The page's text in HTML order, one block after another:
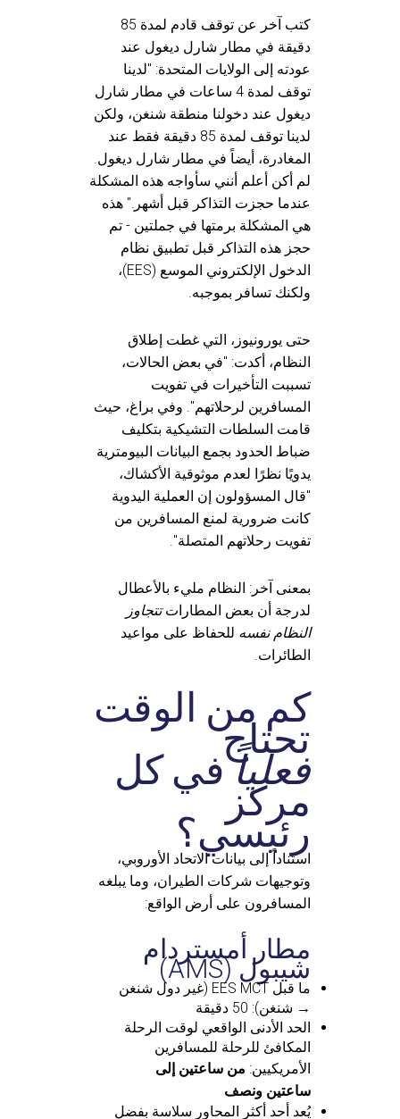
كتب آخر عن توقف قادم لمدة 85
دقيقة في مطار شارل ديغول عند
عودته إلى الولايات المتحدة: "لدينا
توقف لمدة 4 ساعات في مطار شارل
ديغول عند دخولنا منطقة شنغن، ولكن
لدينا توقف لمدة 85 دقيقة فقط عند
المغادرة، أيضاً في مطار شارل ديغول.
لم أكن أعلم أنني سأواجه هذه المشكلة
عندما حجزت التذاكر قبل أشهر." هذه
هي المشكلة برمتها في جملتين - تم
حجز هذه التذاكر قبل تطبيق نظام
الدخول الإلكتروني الموسع (EES)،
ولكنك تسافر بموجبه.
حتى يورونيوز، التي غطت إطلاق
النظام، أكدت: "في بعض الحالات،
تسببت التأخيرات في تفويت
المسافرين لرحلاتهم". وفي براغ، حيث
قامت السلطات التشيكية بتكليف
ضباط الحدود بجمع البيانات البيومترية
يدويًا نظرًا لعدم موثوقية الأكشاك،
"قال المسؤولون إن العملية اليدوية
كانت ضرورية لمنع المسافرين من
تفويت رحلاتهم المتصلة".
بمعنى آخر: النظام مليء بالأعطال
لدرجة أن بعض المطاراتتتجاوز
النظام نفسه للحفاظ على مواعيد
الطائرات.
كم من الوقت
تحتاج
فعلياًفي كل
مركز
رئيسي؟
استناداً إلى بيانات الاتحاد الأوروبي،
وتوجيهات شركات الطيران، وما يبلغه
المسافرون على أرض الواقع:
مطار أمستردام
شيبول (AMS)
ما قبل EES MCT (غير دول شنغن
→ شنغن): 50 دقيقة
الحد الأدنى الواقعي لوقت الرحلة
المكافئ للرحلة للمسافرين
الأمريكيين: من ساعتين إلى
ساعتين ونصف
يُعد أحد أكثر المحاور سلاسة بفضل